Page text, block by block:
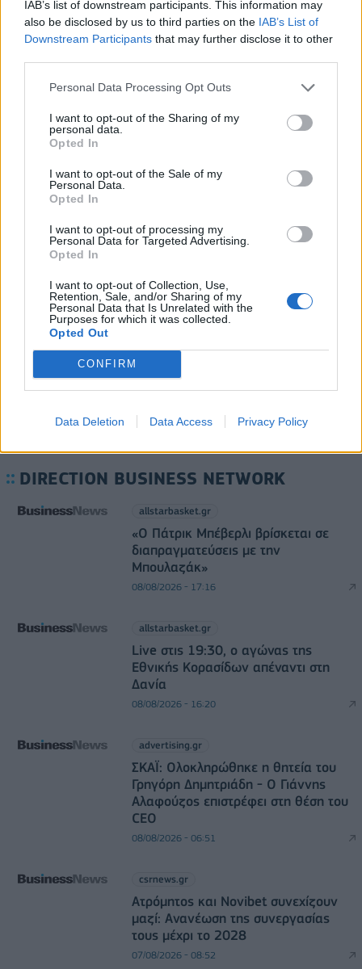
IAB’s list of downstream participants. This information may
also be disclosed by us to third parties on the IAB’s List of
Downstream Participants that may further disclose it to other
Personal Data Processing Opt Outs
I want to opt-out of the Sharing of my
personal data.
Opted In
I want to opt-out of the Sale of my
Personal Data.
Opted In
I want to opt-out of processing my
Personal Data for Targeted Advertising.
Opted In
I want to opt-out of Collection, Use,
Retention, Sale, and/or Sharing of my
Personal Data that Is Unrelated with the
Purposes for which it was collected.
Opted Out
CONFIRM
Data Deletion Data Access Privacy Policy
έργων ΑΠΕ άνω των 2 GW σε Πολωνία και
Ουγγαρία
08/08/2026 - 10:26 ΕΝΕΡΓΕΙΑ
δισ. ευρώ ανοίγει δρόμο για δάνεια έως 5 δισ. σε
08/08/2026 - 11:22 ΤΡΑΠΕΖΕΣ
1,76%, κέρδη 23,31% από τις αρχές του έτους
08/08/2026 - 12:36
5G παντού, 6G στον ορίζοντα: Πού βρίσκεται η
Ελλάδα στη μεγάλη τεχνολογική μετάβαση
Διευρύνεται η πρωτοβουλία για τις τιμές στο ράφι
με 916 προϊόντα
08/08/2026 - 12:12
DIRECTION BUSINESS NETWORK
allstarbasket.gr
«Ο Πάτρικ Μπέβερλι βρίσκεται σε
διαπραγματεύσεις με την
Μπουλαζάκ»
08/08/2026 - 17:16
allstarbasket.gr
Live στις 19:30, ο αγώνας της
Εθνικής Κορασίδων απέναντι στη
Δανία
08/08/2026 - 16:20
advertising.gr
ΣΚΑΪ: Ολοκληρώθηκε η θητεία του
Γρηγόρη Δημητριάδη - Ο Γιάννης
Αλαφούζος επιστρέφει στη θέση του
CEO
08/08/2026 - 06:51
csrnews.gr
Ατρόμητος και Novibet συνεχίζουν
μαζί: Ανανέωση της συνεργασίας
τους μέχρι το 2028
07/08/2026 - 08:52